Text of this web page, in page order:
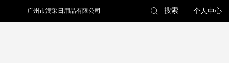
广州市满采日用品有限公司 个人中心
搜索